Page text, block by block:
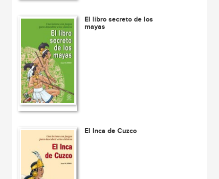
El libro secreto de los
mayas
El Inca de Cuzco